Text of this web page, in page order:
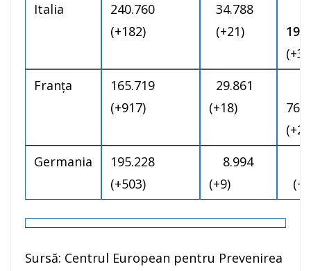
Italia
240.760
(+182)
34.788
(+21)
Franţa
165.719
(+917)
29.861
(+18)
Germania
195.228
(+503)
8.994
(+9)
Sursă: Centrul European pentru Prevenirea